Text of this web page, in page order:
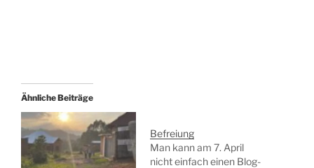
Ähnliche Beiträge
Befreiung
Man kann am 7. April
nicht einfach einen Blog-